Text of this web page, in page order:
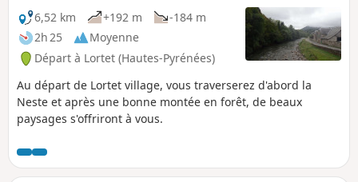
6,52 km
+192 m
-184 m
2h 25
Moyenne
Départ à Lortet (Hautes-Pyrénées)
Au départ de Lortet village, vous traverserez d'abord la
Neste et après une bonne montée en forêt, de beaux
paysages s'offriront à vous.